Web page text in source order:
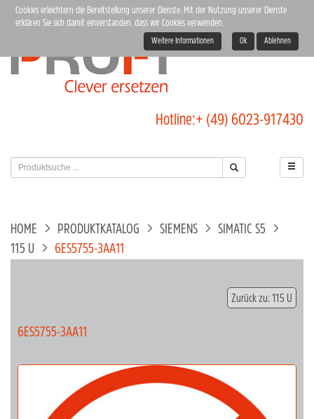
Hotline:+ (49) 6023-917430
HOME PRODUKTKATALOG SIEMENS
SIMATIC S5
115 U
6ES5755-3AA11
Zurück zu: 115 U
6ES5755-3AA11
Cookies erleichtern die Bereitstellung unserer Dienste. Mit der Nutzung unserer Dienste
erklären Sie sich damit einverstanden, dass wir Cookies verwenden.
Weitere Informationen Ok Ablehnen